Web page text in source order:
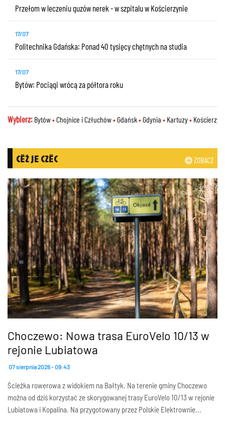
Przełom w leczeniu guzów nerek - w szpitalu w Kościerzynie
17/07
Politechnika Gdańska: Ponad 40 tysięcy chętnych na studia
17/07
Bytów: Pociągi wrócą za półtora roku
Wybierz: Bytów•Chojnice i Człuchów•Gdańsk•Gdynia • Kartuzy•
ZOBACZ
CËŻ JE CZËC
Choczewo: Nowa trasa EuroVelo 10/13 w
rejonie Lubiatowa
07 sierpnia 2026 - 09:43
Ścieżka rowerowa z widokiem na Bałtyk. Na terenie gminy Choczewo
można od dziś korzystać ze skorygowanej trasy EuroVelo 10/13 w rejonie
Lubiatowa i Kopalina. Na przygotowany przez Polskie Elektrownie...